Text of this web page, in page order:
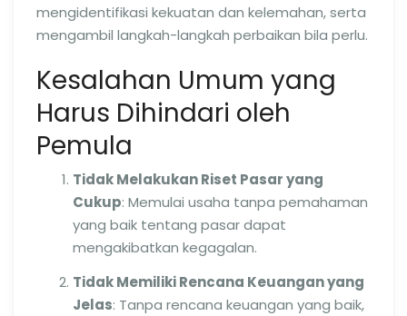
mengidentifikasi kekuatan dan kelemahan, serta
mengambil langkah-langkah perbaikan bila perlu.
Kesalahan Umum yang
Harus Dihindari oleh
Pemula
Tidak Melakukan Riset Pasar yang
Cukup: Memulai usaha tanpa pemahaman
yang baik tentang pasar dapat
mengakibatkan kegagalan.
Tidak Memiliki Rencana Keuangan yang
Jelas: Tanpa rencana keuangan yang baik,